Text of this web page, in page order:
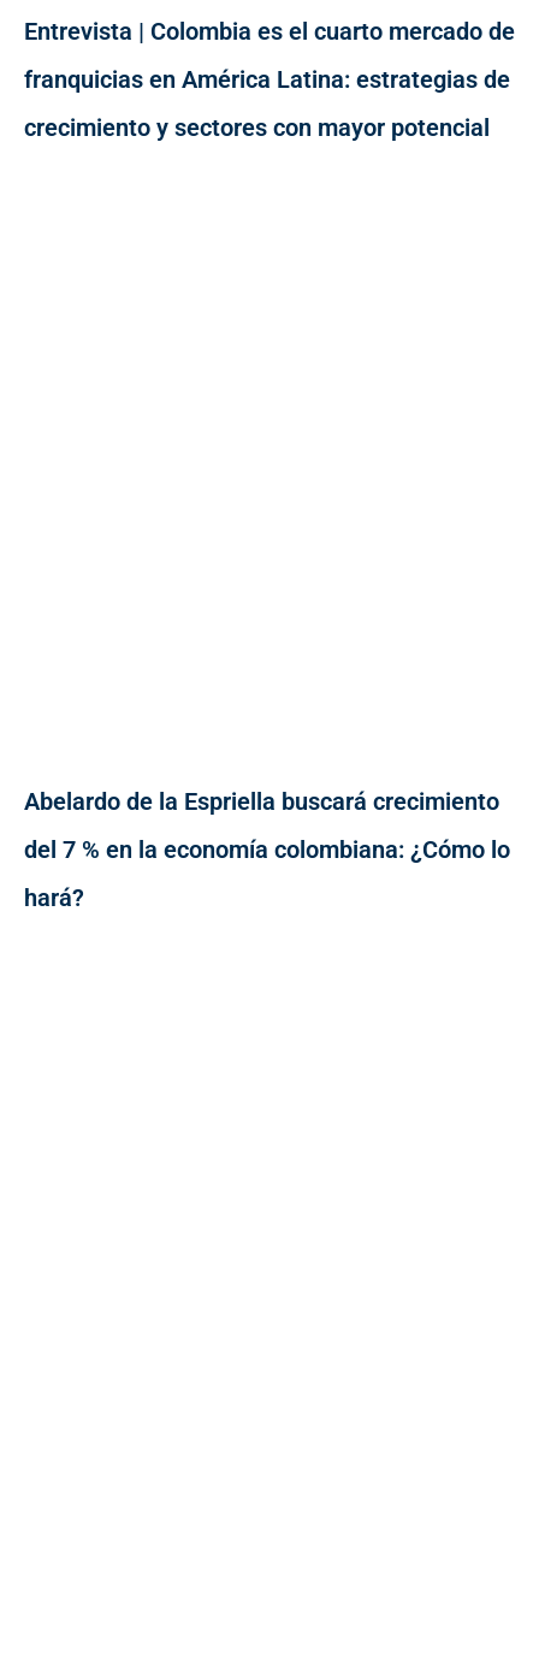
Entrevista | Colombia es el cuarto mercado de
franquicias en América Latina: estrategias de
crecimiento y sectores con mayor potencial
Abelardo de la Espriella buscará crecimiento
del 7 % en la economía colombiana: ¿Cómo lo
hará?